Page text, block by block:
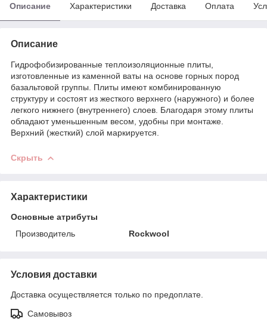
Описание Характеристики Доставка Оплата
Описание
Гидрофобизированные теплоизоляционные плиты,
изготовленные из каменной ваты на основе горных пород
базальтовой группы. Плиты имеют комбинированную
структуру и состоят из жесткого верхнего (наружного) и более
легкого нижнего (внутреннего) слоев. Благодаря этому плиты
обладают уменьшенным весом, удобны при монтаже.
Верхний (жесткий) слой маркируется.
Скрыть
Характеристики
Основные атрибуты
Производитель
Rockwool
Условия доставки
Доставка осуществляется только по предоплате.
Самовывоз